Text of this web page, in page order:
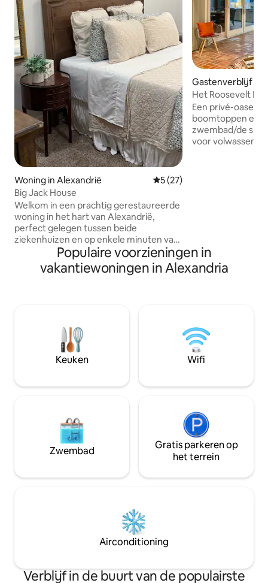
Woning in Alexandrië Gemiddelde beoordeling
5 (27)
Big Jack House
Welkom in een prachtig gerestaureerde
woning in het hart van Alexandrië,
perfect gelegen tussen beide
ziekenhuizen en op enkele minuten van
winkels, restaurants en lokale
bezienswaardigheden. Dit elegante
toevluchtsoord is ideaal voor reizende
volledig uitgeruste keuken. Bordspellen
voor iedereen en speelgoed voor
kinderen zorgen ervoor dat het als thuis
aanvoelt. Ontspan met een kopje koffie
vredige, zuidelijke oase.
Gastenverblijf in
Het Roosevelt
Een privé-oase
boomtoppen en
zwembad/de
voor
grote
werkruimte. Je
Populaire voorzieningen in
vakantiewoningen in Alexandria
Keuken Wifi
Zwembad
Gratis parkeren op
het terrein
Airconditioning
Verblijf in de buurt van de populairste